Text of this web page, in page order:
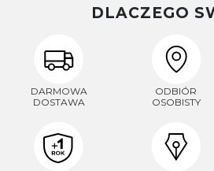
DLACZEGO
DARMOWA
DOSTAWA
ODBIÓR
OSOBISTY